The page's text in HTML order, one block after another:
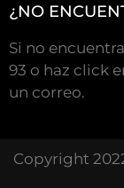
¿NO
Si no
93 o haz click
un correo.
Copyright